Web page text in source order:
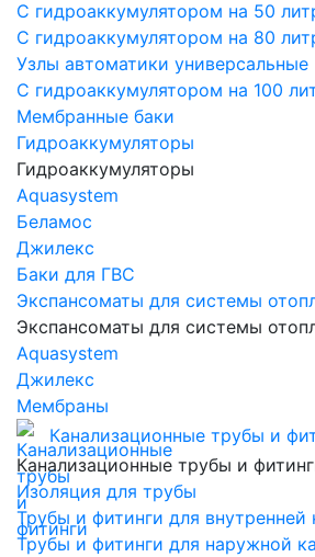
С гидроаккумулятором на 50
С гидроаккумулятором на 80
Узлы автоматики универсальные
С гидроаккумулятором на 100
Мембранные баки
Гидроаккумуляторы
Гидроаккумуляторы
Aquasystem
Беламос
Джилекс
Баки для ГВС
Экспансоматы для системы
Экспансоматы для системы
Aquasystem
Джилекс
Мембраны
Канализационные трубы и
Канализационные трубы и
Изоляция для трубы
Трубы и фитинги для внутренней
Трубы и фитинги для наружной